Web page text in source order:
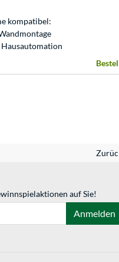
kompatibel:
auf Sie!
Anmelden